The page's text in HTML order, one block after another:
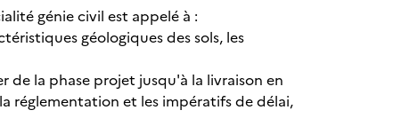
génie civil est appelé à :
géologiques des sols, les
la phase projet jusqu'à la livraison en
réglementation et les impératifs de délai,